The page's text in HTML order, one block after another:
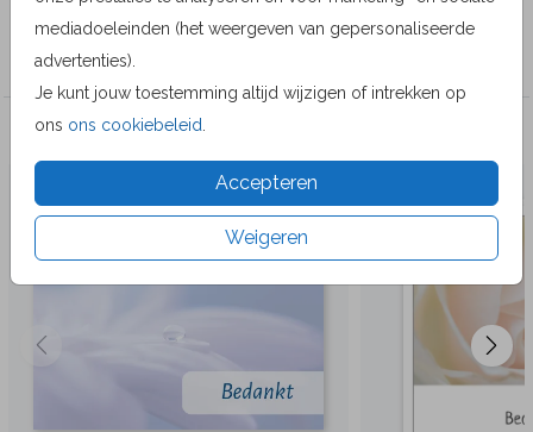
mediadoeleinden (het weergeven van gepersonaliseerde
advertenties).
Je kunt jouw toestemming altijd wijzigen of intrekken op
ons ons cookiebeleid
Accepteren
Weigeren
Collectie
MyCards
Veel gekozen producten